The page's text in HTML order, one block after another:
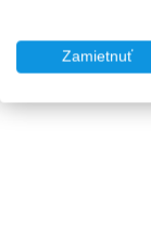
Zamietnuť